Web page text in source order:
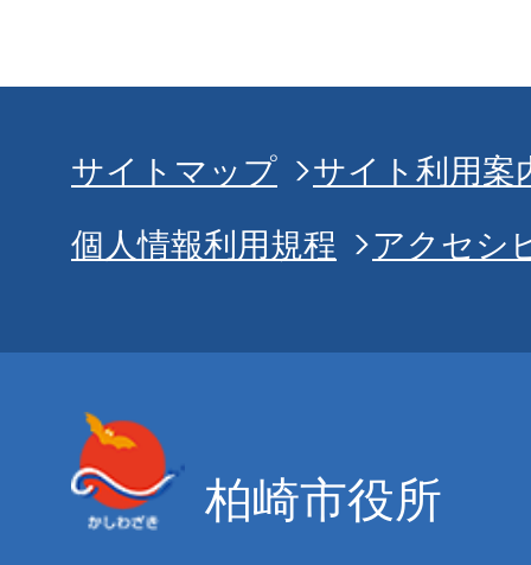
サイトマップ
サイト利用案
個人情報利用規程
アクセシ
柏崎市役所